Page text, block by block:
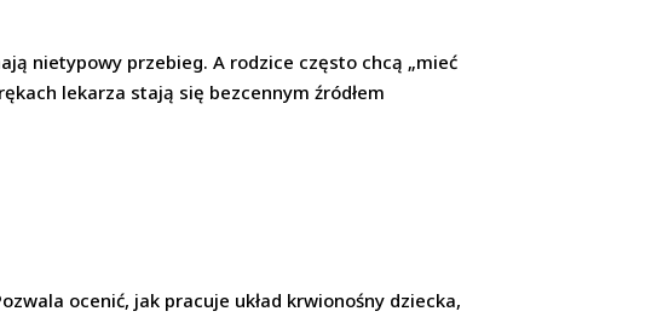
nietypowy przebieg. A rodzice często chcą „mieć
lekarza stają się bezcennym źródłem
ocenić, jak pracuje układ krwionośny dziecka,